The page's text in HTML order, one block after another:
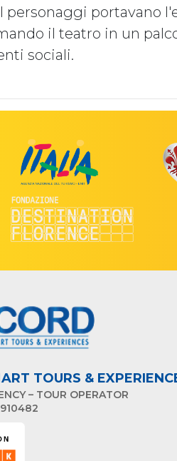
personaggi portavano
il teatro in un
sociali.
TOURS &
– TOUR OPERATOR